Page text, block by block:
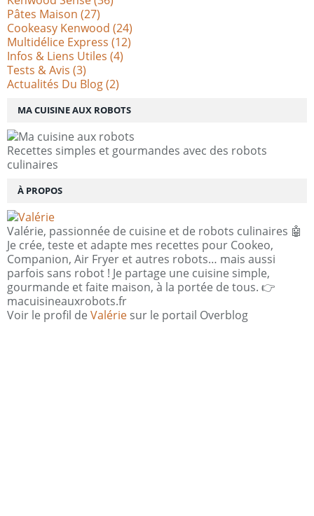
MA CUISINE AUX ROBOTS
Recettes simples et gourmandes avec des robots
culinaires
À PROPOS
Valérie, passionnée de cuisine et de robots culinaires 🤖
Je crée, teste et adapte mes recettes pour Cookeo,
Companion, Air Fryer et autres robots… mais aussi
parfois sans robot ! Je partage une cuisine simple,
gourmande et faite maison, à la portée de tous. 👉
macuisineauxrobots.fr
Voir le profil de Valérie sur le portail Overblog
Pâtes Maison (27)
Cookeasy Kenwood (24)
Multidélice Express (12)
Infos & Liens Utiles (4)
Tests & Avis (3)
Actualités Du Blog(2)